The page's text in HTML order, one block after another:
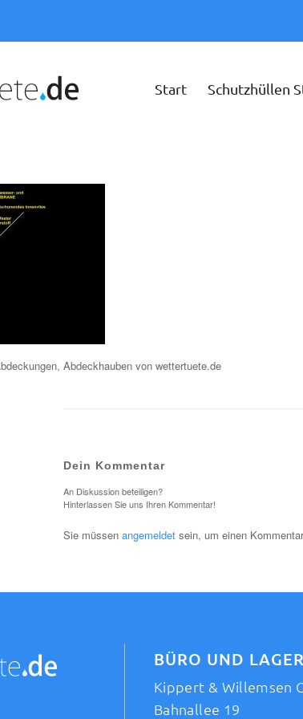
Start Schutzhüllen
Abdeckhauben von wettertuete.de
Dein Kommentar
An Diskussion beteiligen?
Hinterlassen Sie uns Ihren Kommentar!
Sie müssen angemeldet sein, um einen
BÜRO UND LAGER
Kippert & Willemsen
Bahnallee 19